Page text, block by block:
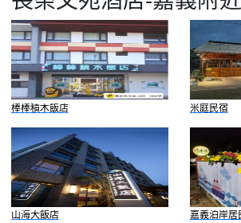
棒棒積木飯店 米庭民宿
山海大飯店 嘉義泊岸居